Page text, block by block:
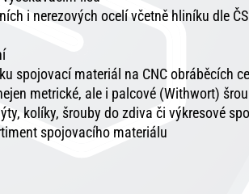
i nerezových ocelí včetně hliníku dle
spojovací materiál na CNC obráběcích
metrické, ale i palcové (Withwort)
kolíky, šrouby do zdiva či výkresové
spojovacího materiálu